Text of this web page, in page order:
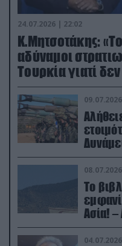
24.07.2026 | 22:02
Κ.Μητσοτάκης:
αδύναμοι
Τουρκία γιατί
(βίντεο)
09.07.2026
08.07.2026
Το
Ασία!
04.07.2026